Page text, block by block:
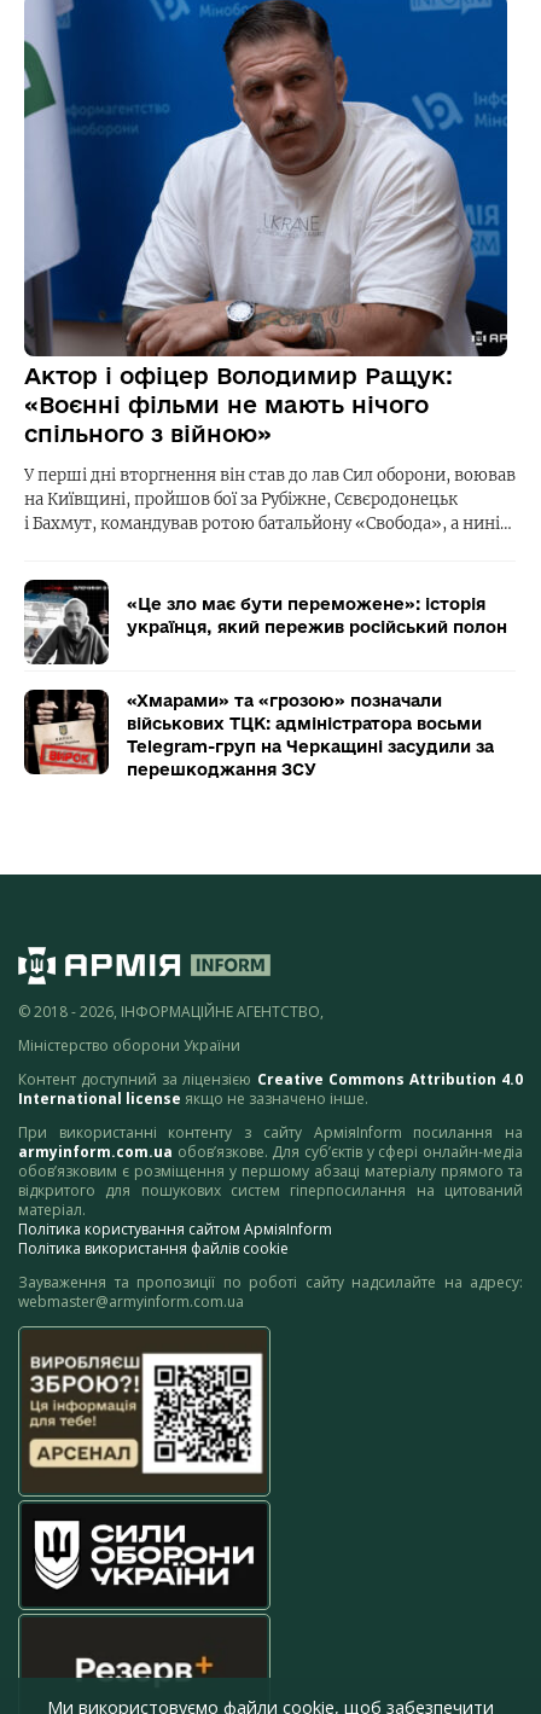
Актор і офіцер Володимир Ращук:
«Воєнні фільми не мають нічого
спільного з війною»
У перші дні вторгнення він став до лав Сил оборони, воював
на Київщині, пройшов бої за Рубіжне, Сєвєродонецьк
і Бахмут, командував ротою батальйону «Свобода», а нині…
«Це зло має бути переможене»: історія
українця, який пережив російський полон
«Хмарами» та «грозою» позначали
військових ТЦК: адміністратора восьми
Telegram-груп на Черкащині засудили за
перешкоджання ЗСУ
© 2018 - 2026, ІНФОРМАЦІЙНЕ АГЕНТСТВО,
Міністерство оборони України
Контент доступний за ліцензією Creative Commons Attribution 4.0
International license якщо не зазначено інше.
При використанні контенту з сайту АрміяInform посилання на
armyinform.com.ua обов’язкове. Для суб’єктів у сфері онлайн-медіа
обов’язковим є розміщення у першому абзаці матеріалу прямого та
відкритого для пошукових систем гіперпосилання на цитований
матеріал.
Політика користування сайтом АрміяInform
Політика використання файлів cookie
Зауваження та пропозиції по роботі сайту надсилайте на адресу:
webmaster@armyinform.com.ua
Ми використовуємо файли cookie, щоб забезпечити